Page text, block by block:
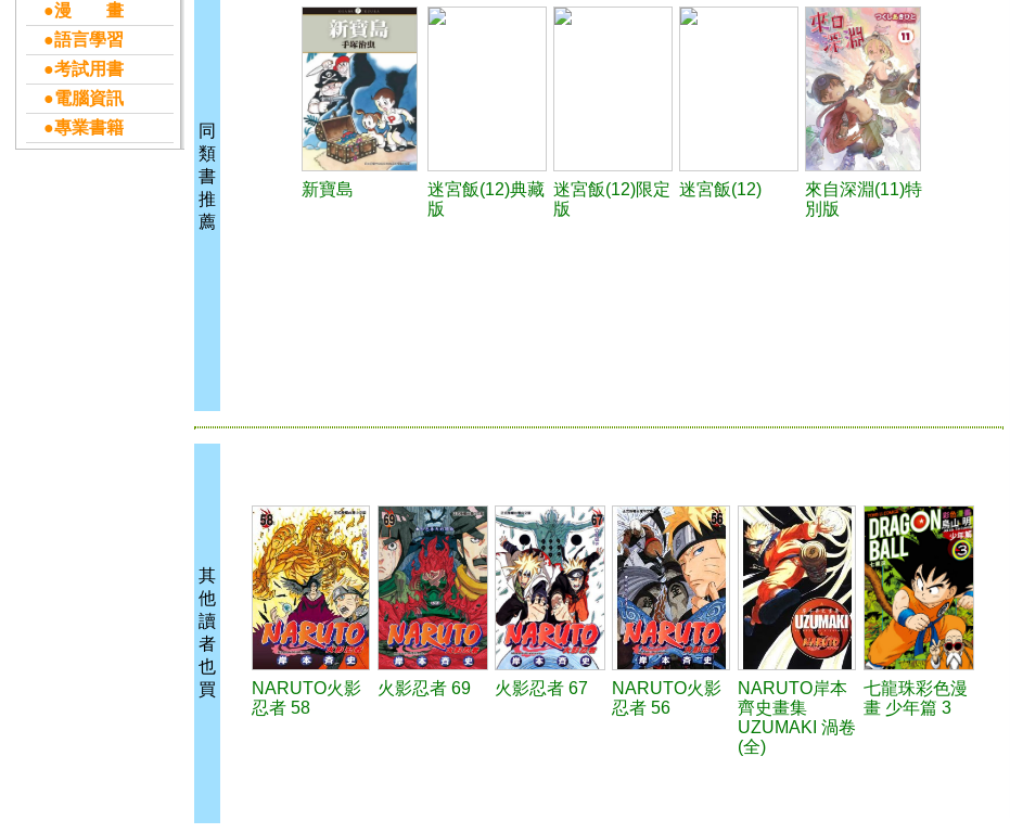
●漫 畫
●語言學習
●考試用書
●電腦資訊
●專業書籍
同
類
書
推
薦
新寶島
迷宮飯(12)典藏
版
迷宮飯(12)限定
版
迷宮飯(12)
來自深淵(11)特
別版
其
他
讀
者
也
買
NARUTO火影
忍者 58
火影忍者 69 火影忍者 67
NARUTO火影
忍者 56
NARUTO岸本
齊史畫集
UZUMAKI 渦卷
(全)
七龍珠彩色漫
畫 少年篇 3